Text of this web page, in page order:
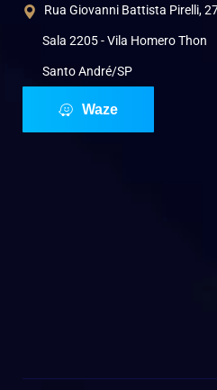
Rua Giovanni Battista Pirelli,
Sala 2205 - Vila Homero Thon
Santo André/SP
Waze